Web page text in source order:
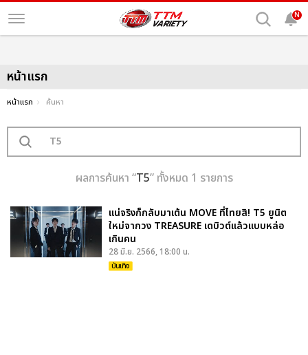
N
หน้าแรก
หน้าแรก ค้นหา
ผลการค้นหา “T5” ทั้งหมด 1 รายการ
แน่จริงก็กลับมาเต้น MOVE ที่ไทยสิ! T5 ยูนิต
ใหม่จากวง TREASURE เดบิวต์แล้วแบบหล่อ
เกินคน
28 มิ.ย. 2566, 18:00 น.
บันเทิง